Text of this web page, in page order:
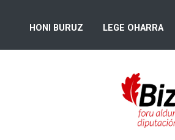
HONI BURUZ LEGE OHARRA